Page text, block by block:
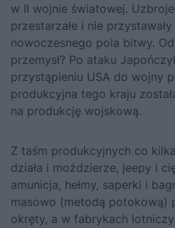
w II wojnie światowej.
przestarzałe i nie
nowoczesnego pola bitwy.
przemysł? Po ataku
przystąpieniu USA do wojny
produkcyjna tego kraju
na produkcję wojskową.
Z taśm produkcyjnych co
działa i moździerze, jeepy i
amunicja, hełmy, saperki i
masowo (metodą potokową)
okręty, a w fabrykach